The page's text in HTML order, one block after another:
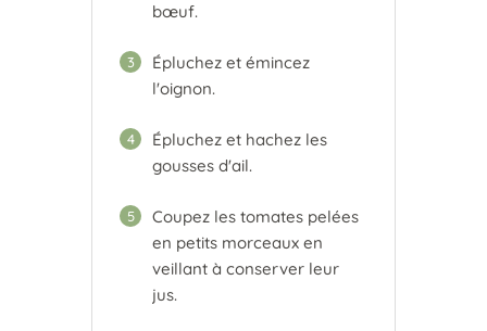
bœuf.
3
Épluchez et émincez
l'oignon.
4
Épluchez et hachez les
gousses d'ail.
5
Coupez les tomates pelées
en petits morceaux en
veillant à conserver leur
jus.